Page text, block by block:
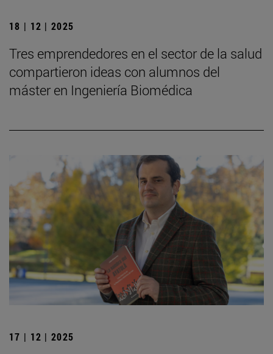
18 | 12 | 2025
Tres emprendedores en el sector de la salud
compartieron ideas con alumnos del
máster en Ingeniería Biomédica
17 | 12 | 2025